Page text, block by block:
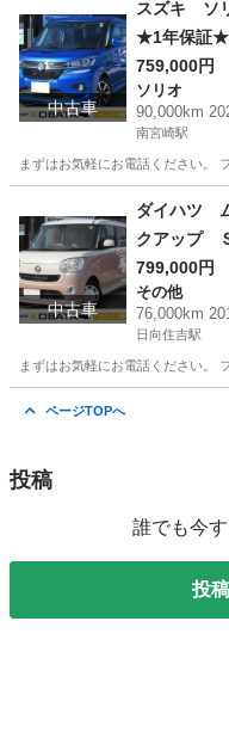
中古車
スズキ ソ
★1年保証★
メラブレ
メラ Ｂｌ
ト アダプ
759,000円
ソリオ
90,000km
南宮崎駅
まずはお気軽にお電話ください。
南宮崎駅
中古車
ダイハツ
クアップ
付 純正Ｓ
ｕｅｔｏｏ
ライド ナ
799,000円
その他
76,000km
日向住吉駅
まずはお気軽にお電話ください。
ページTOPへ
投稿
誰でも今
投